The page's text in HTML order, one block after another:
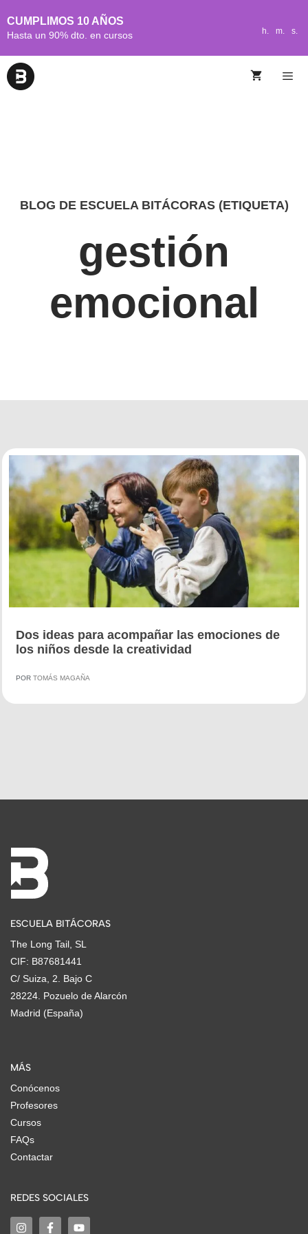
CUMPLIMOS 10 AÑOS
Hasta un 90% dto. en cursos h. m. s.
BLOG DE ESCUELA BITÁCORAS (ETIQUETA)
gestión
emocional
Dos ideas para acompañar las emociones de
los niños desde la creatividad
POR TOMÁS MAGAÑA
ESCUELA BITÁCORAS
The Long Tail, SL
CIF: B87681441
C/ Suiza, 2. Bajo C
28224. Pozuelo de Alarcón
Madrid (España)
MÁS
Conócenos
Profesores
Cursos
FAQs
Contactar
REDES SOCIALES